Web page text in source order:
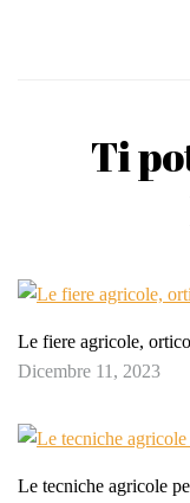
Ti
Le fiere agricole,
Dicembre 11, 2023
Le tecniche agricole